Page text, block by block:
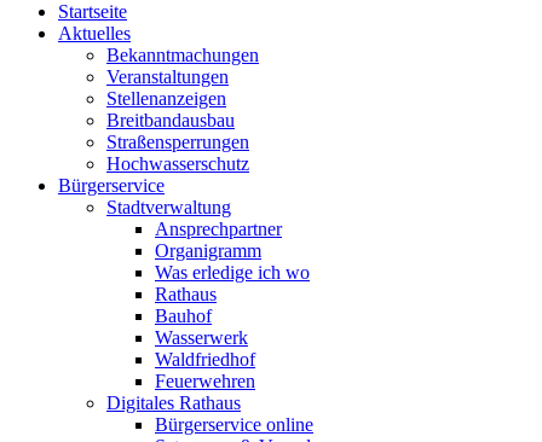
Startseite
Aktuelles
Bekanntmachungen
Veranstaltungen
Stellenanzeigen
Breitbandausbau
Straßensperrungen
Hochwasserschutz
Bürgerservice
Stadtverwaltung
Ansprechpartner
Organigramm
Was erledige ich wo
Rathaus
Bauhof
Wasserwerk
Waldfriedhof
Feuerwehren
Digitales Rathaus
Bürgerservice online